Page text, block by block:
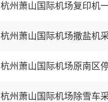
杭州萧山国际机场复印机
杭州萧山国际机场撒盐机
杭州萧山国际机场原南区
杭州萧山国际机场除雪车